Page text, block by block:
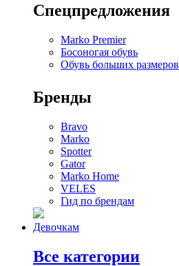
Спецпредложения
Marko Premier
Босоногая обувь
Обувь больших размеров
Бренды
Bravo
Marko
Spotter
Gator
Marko Home
VELES
Гид по брендам
Девочкам
Все категории